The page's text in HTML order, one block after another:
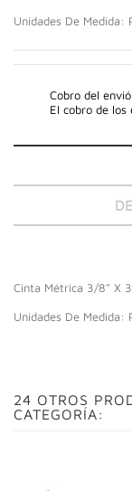
Unidades De Medida:
Cobro del
El cobro de los
Cinta Métrica 3/8" X
Unidades De Medida:
24 OTROS
CATEGORÍA: